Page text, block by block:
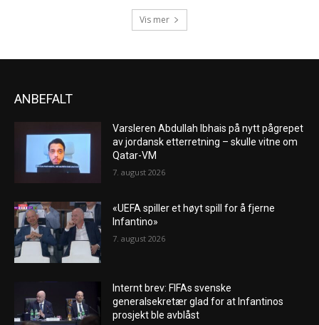
Vis mer
ANBEFALT
Varsleren Abdullah Ibhais på nytt pågrepet
av jordansk etterretning – skulle vitne om
Qatar-VM
7. august 2026
«UEFA spiller et høyt spill for å fjerne
Infantino»
7. august 2026
Internt brev: FIFAs svenske
generalsekretær glad for at Infantinos
prosjekt ble avblåst